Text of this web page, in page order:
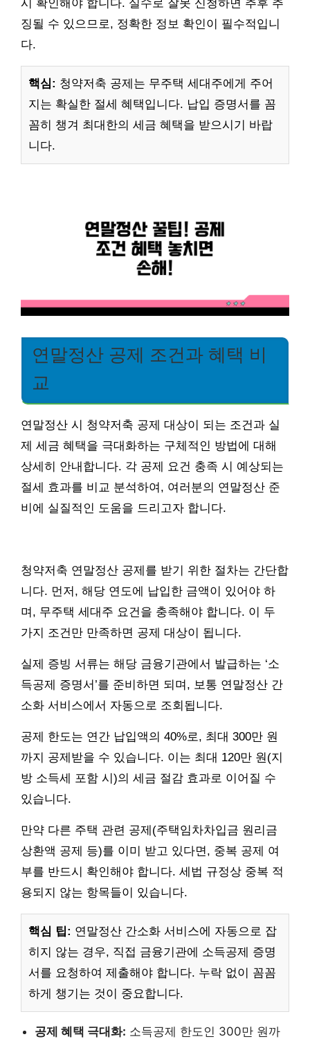
시 확인해야 합니다. 실수로 잘못 신청하면 추후 추
징될 수 있으므로, 정확한 정보 확인이 필수적입니
다.
핵심: 청약저축 공제는 무주택 세대주에게 주어
지는 확실한 절세 혜택입니다. 납입 증명서를 꼼
꼼히 챙겨 최대한의 세금 혜택을 받으시기 바랍
니다.
연말정산 공제 조건과 혜택 비
교
연말정산 시 청약저축 공제 대상이 되는 조건과 실
제 세금 혜택을 극대화하는 구체적인 방법에 대해
상세히 안내합니다. 각 공제 요건 충족 시 예상되는
절세 효과를 비교 분석하여, 여러분의 연말정산 준
비에 실질적인 도움을 드리고자 합니다.
청약저축 연말정산 공제를 받기 위한 절차는 간단합
니다. 먼저, 해당 연도에 납입한 금액이 있어야 하
며, 무주택 세대주 요건을 충족해야 합니다. 이 두
가지 조건만 만족하면 공제 대상이 됩니다.
실제 증빙 서류는 해당 금융기관에서 발급하는 ‘소
득공제 증명서’를 준비하면 되며, 보통 연말정산 간
소화 서비스에서 자동으로 조회됩니다.
공제 한도는 연간 납입액의 40%로, 최대 300만 원
까지 공제받을 수 있습니다. 이는 최대 120만 원(지
방 소득세 포함 시)의 세금 절감 효과로 이어질 수
있습니다.
만약 다른 주택 관련 공제(주택임차차입금 원리금
상환액 공제 등)를 이미 받고 있다면, 중복 공제 여
부를 반드시 확인해야 합니다. 세법 규정상 중복 적
용되지 않는 항목들이 있습니다.
핵심 팁: 연말정산 간소화 서비스에 자동으로 잡
히지 않는 경우, 직접 금융기관에 소득공제 증명
서를 요청하여 제출해야 합니다. 누락 없이 꼼꼼
하게 챙기는 것이 중요합니다.
공제 혜택 극대화: 소득공제 한도인 300만 원까